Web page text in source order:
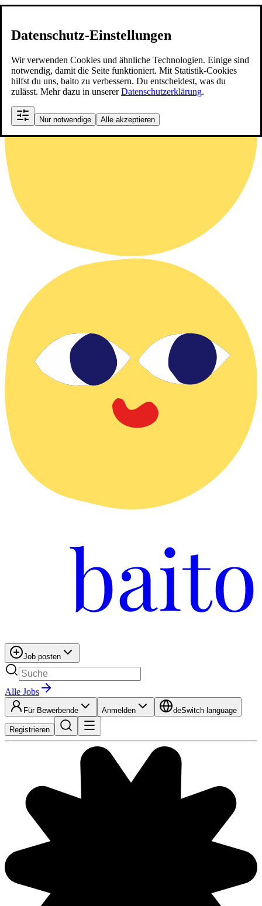
Datenschutz-Einstellungen
Wir verwenden Cookies und ähnliche Technologien. Einige sind
notwendig, damit die Seite funktioniert. Mit Statistik-Cookies
hilfst du uns, baito zu verbessern. Du entscheidest, was du
zulässt. Mehr dazu in unsererDatenschutzerklärung.
Nur notwendige Alle akzeptieren
Job posten
Alle Jobs
Für Bewerbende Anmelden deSwitch language
Registrieren